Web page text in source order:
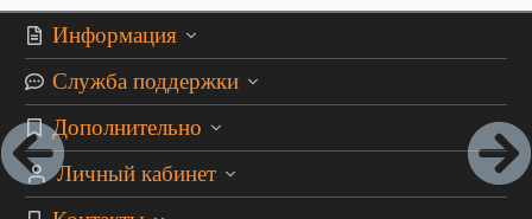
Информация
Служба поддержки
Дополнительно
Личный кабинет